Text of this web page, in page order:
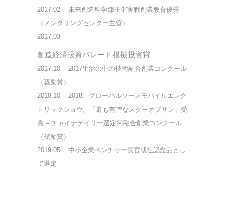
2017.02
未来創造科学部主催実戦創業教育優秀
（メンタリングセンター主管）
2017.03
創造経済投資パレード模擬投資賞
2017.10
2017生活の中の技術融合創業コンクール
（奨励賞）
2018 .10 2018、グローバルソースモバイルエレク
トリックショウ、「最も有望なスターオプサン」受
賞 – チャイナデイリー選定術融合創業コンクール
（奨励賞）
2019 .05 中小企業ベンチャー長官就任記念品とし
て選定